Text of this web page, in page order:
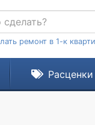
ремонт в 1-к
Расценки